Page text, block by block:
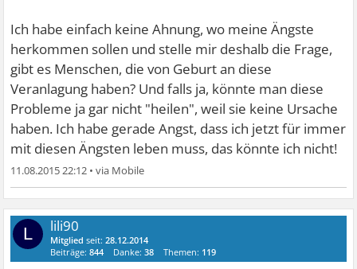
Ich habe einfach keine Ahnung, wo meine Ängste
herkommen sollen und stelle mir deshalb die Frage,
gibt es Menschen, die von Geburt an diese
Veranlagung haben? Und falls ja, könnte man diese
Probleme ja gar nicht "heilen", weil sie keine Ursache
haben. Ich habe gerade Angst, dass ich jetzt für immer
mit diesen Ängsten leben muss, das könnte ich nicht!
11.08.2015 22:12 •
L lili90
Mitglied seit:28.12.2014
Beiträge:844 Danke:38 Themen: 119